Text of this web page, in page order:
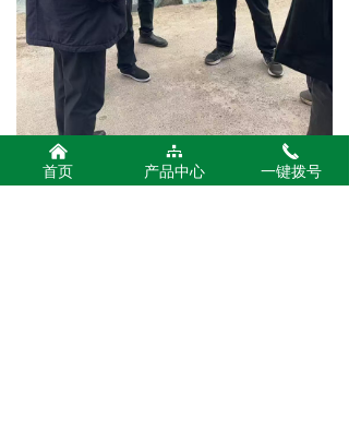
낀
首页
뀒
产品中心
끅
一键拨号